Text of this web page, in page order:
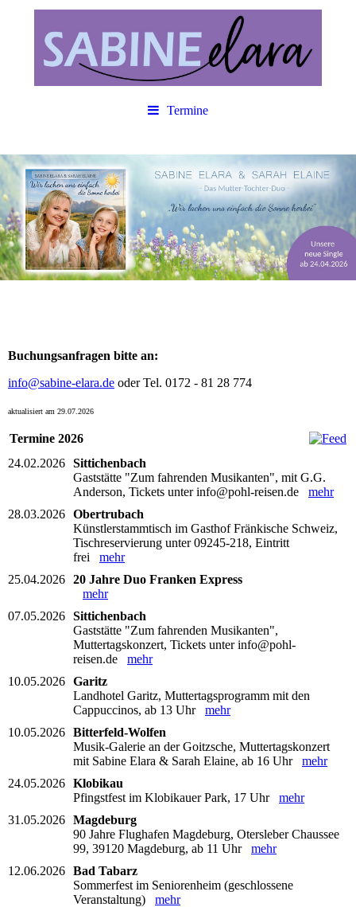
Termine
Buchungsanfragen bitte an:
info@sabine-elara.de oder Tel. 0172 - 81 28 774
aktualisiert am 29.07.2026
Termine 2026
24.02.2026 Sittichenbach
Gaststätte "Zum fahrenden Musikanten", mit G.G.
Anderson, Tickets unter info@pohl-reisen.de mehr
28.03.2026 Obertrubach
Künstlerstammtisch im Gasthof Fränkische Schweiz,
Tischreservierung unter 09245-218, Eintritt
frei mehr
25.04.2026 20 Jahre Duo Franken Express
mehr
07.05.2026 Sittichenbach
Gaststätte "Zum fahrenden Musikanten",
Muttertagskonzert, Tickets unter info@pohl-
reisen.de mehr
10.05.2026 Garitz
Landhotel Garitz, Muttertagsprogramm mit den
Cappuccinos, ab 13 Uhr mehr
10.05.2026 Bitterfeld-Wolfen
Musik-Galerie an der Goitzsche, Muttertagskonzert
mit Sabine Elara & Sarah Elaine, ab 16 Uhr mehr
24.05.2026 Klobikau
Pfingstfest im Klobikauer Park, 17 Uhr mehr
31.05.2026 Magdeburg
90 Jahre Flughafen Magdeburg, Otersleber Chaussee
99, 39120 Magdeburg, ab 11 Uhr mehr
12.06.2026 Bad Tabarz
Sommerfest im Seniorenheim (geschlossene
Veranstaltung) mehr